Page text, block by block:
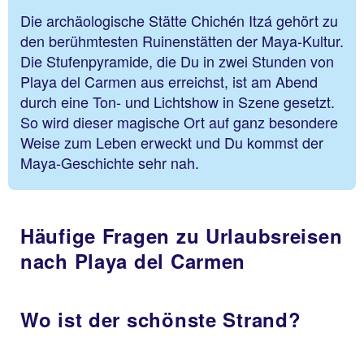
Die archäologische Stätte Chichén Itzá gehört zu
den berühmtesten Ruinenstätten der Maya-Kultur.
Die Stufenpyramide, die Du in zwei Stunden von
Playa del Carmen aus erreichst, ist am Abend
durch eine Ton- und Lichtshow in Szene gesetzt.
So wird dieser magische Ort auf ganz besondere
Weise zum Leben erweckt und Du kommst der
Maya-Geschichte sehr nah.
Häufige Fragen zu Urlaubsreisen
nach Playa del Carmen
Wo ist der schönste Strand?